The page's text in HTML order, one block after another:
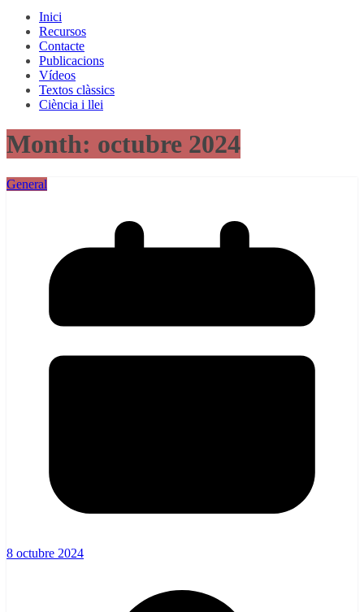
Inici
Recursos
Contacte
Publicacions
Vídeos
Textos clàssics
Ciència i llei
Month: octubre 2024
General
8 octubre 2024